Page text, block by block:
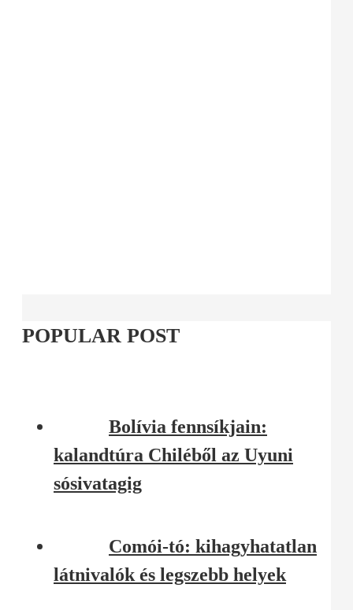
POPULAR POST
Bolívia fennsíkjain:
kalandtúra Chiléből az Uyuni
sósivatagig
Comói-tó: kihagyhatatlan
látnivalók és legszebb helyek